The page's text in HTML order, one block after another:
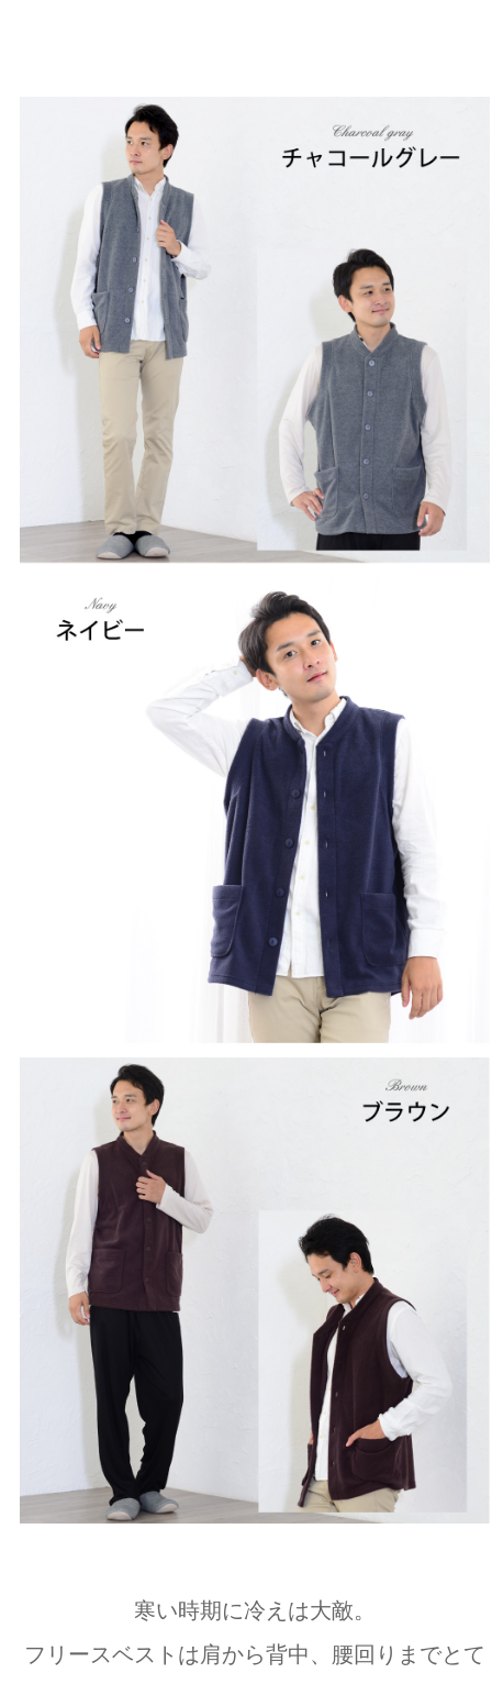
寒い時期に冷えは大敵。
フリースベストは肩から背中、腰回りまでとて